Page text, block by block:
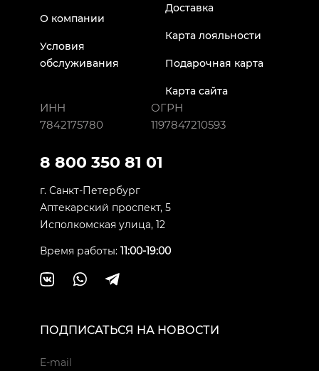
О компании
Условия
обслуживания
Доставка
Карта лояльности
Подарочная карта
Карта сайта
ИНН
7842175780
ОГРН
1197847210593
8 800 350 81 01
г. Санкт-Петербург
Аптекарский проспект, 5
Исполкомская улица, 12
Время работы: 11:00-19:00
ПОДПИСАТЬСЯ НА НОВОСТИ